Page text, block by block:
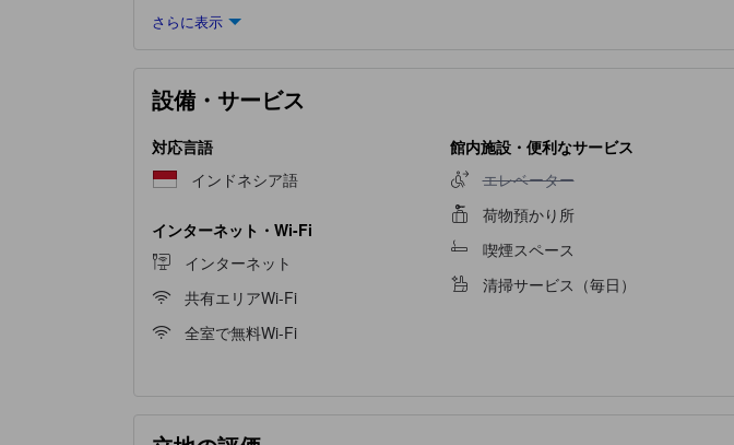
屋に揃っておりますのでご安心ください。
さらに表示
設備・サービス
対応言語
インドネシア語
インターネット・Wi-Fi
インターネット
共有エリアWi-Fi
全室で無料Wi-Fi
館内施設・便利なサービス
エレベーター不可
エレベーター
荷物預かり所
喫煙スペース
清掃サービス（毎日）